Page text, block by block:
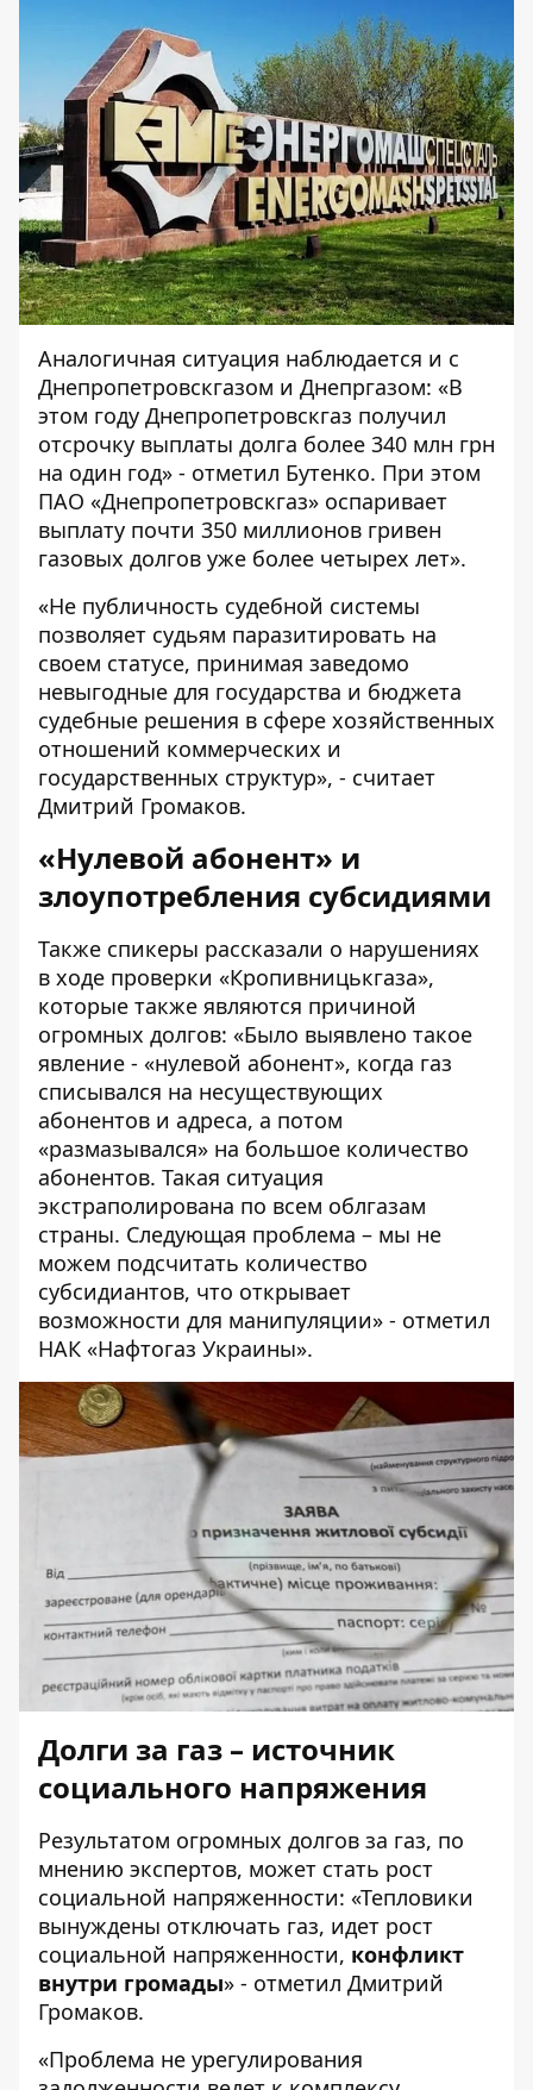
Аналогичная ситуация наблюдается и с
Днепропетровскгазом и Днепргазом: «В
этом году Днепропетровскгаз получил
отсрочку выплаты долга более 340 млн грн
на один год» - отметил Бутенко. При этом
ПАО «Днепропетровскгаз» оспаривает
выплату почти 350 миллионов гривен
газовых долгов уже более четырех лет».
«Не публичность судебной системы
позволяет судьям паразитировать на
своем статусе, принимая заведомо
невыгодные для государства и бюджета
судебные решения в сфере хозяйственных
отношений коммерческих и
государственных структур», - считает
Дмитрий Громаков.
«Нулевой абонент» и
злоупотребления субсидиями
Также спикеры рассказали о нарушениях
в ходе проверки «Кропивницькгаза»,
которые также являются причиной
огромных долгов: «Было выявлено такое
явление - «нулевой абонент», когда газ
списывался на несуществующих
абонентов и адреса, а потом
«размазывался» на большое количество
абонентов. Такая ситуация
экстраполирована по всем облгазам
страны. Следующая проблема – мы не
можем подсчитать количество
субсидиантов, что открывает
возможности для манипуляции» - отметил
НАК «Нафтогаз Украины».
Долги за газ – источник
социального напряжения
Результатом огромных долгов за газ, по
мнению экспертов, может стать рост
социальной напряженности: «Тепловики
вынуждены отключать газ, идет рост
социальной напряженности, конфликт
внутри громады» - отметил Дмитрий
Громаков.
«Проблема не урегулирования